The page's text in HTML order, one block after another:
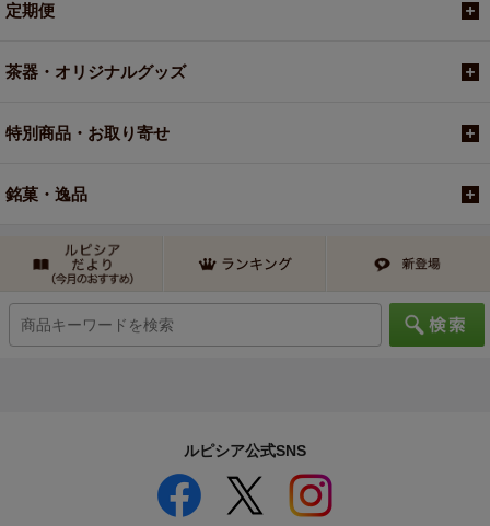
定期便
茶器・オリジナルグッズ
特別商品・お取り寄せ
銘菓・逸品
ルピシア公式SNS